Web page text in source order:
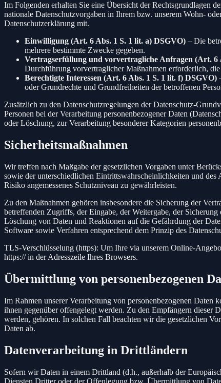
Im Folgenden erhalten Sie eine Übersicht der Rechtsgrundlagen
nationale Datenschutzvorgaben in Ihrem bzw. unserem Wohn-
Datenschutzerklärung mit.
Einwilligung (Art. 6 Abs. 1 S. 1 lit. a) DSGVO) – Die
mehrere bestimmte Zwecke gegeben.
Vertragserfüllung und vorvertragliche Anfragen (Art. 6
Durchführung vorvertraglicher Maßnahmen erforderlich,
Berechtigte Interessen (Art. 6 Abs. 1 S. 1 lit. f) DSGVO)
oder Grundrechte und Grundfreiheiten der betroffenen
Zusätzlich zu den Datenschutzregelungen der Datenschutz-
Personen bei der Verarbeitung personenbezogener Daten
oder Löschung, zur Verarbeitung besonderer Kategorien
Sicherheitsmaßnahmen
Wir treffen nach Maßgabe der gesetzlichen Vorgaben unter
sowie der unterschiedlichen Eintrittswahrscheinlichkeiten und des
Risiko angemessenes Schutzniveau zu gewährleisten.
Zu den Maßnahmen gehören insbesondere die Sicherung der
betreffenden Zugriffs, der Eingabe, der Weitergabe, der
Löschung von Daten und Reaktionen auf die Gefährdung der
Software sowie Verfahren entsprechend dem Prinzip des
TLS-Verschlüsselung (https): Um Ihre via unserem Online-
https:// in der Adresszeile Ihres Browsers.
Übermittlung von personenbezogenen
Im Rahmen unserer Verarbeitung von personenbezogenen Daten
ihnen gegenüber offengelegt werden. Zu den Empfängern dieser
werden, gehören. In solchen Fall beachten wir die gesetzlichen
Daten ab.
Datenverarbeitung in Drittländern
Sofern wir Daten in einem Drittland (d.h., außerhalb der
Diensten Dritter oder der Offenlegung bzw. Übermittlung von